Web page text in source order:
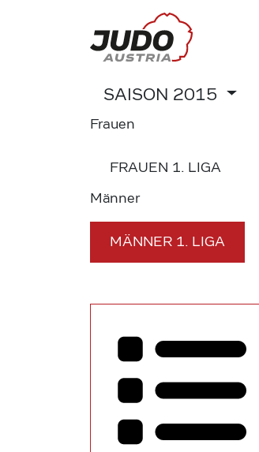
SAISON 2015
Frauen
FRAUEN 1. LIGA
Männer
MÄNNER 1. LIGA